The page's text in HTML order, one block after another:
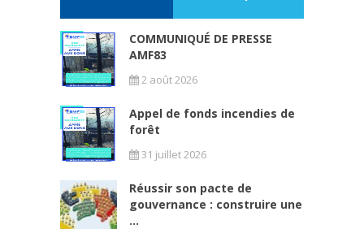
COMMUNIQUÉ DE PRESSE
AMF83
2 août 2026
Appel de fonds incendies de
forêt
31 juillet 2026
Réussir son pacte de
gouvernance : construire une
...